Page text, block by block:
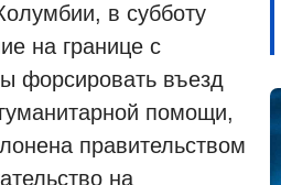
в субботу
на границе с
форсировать въезд
помощи,
правительством
на